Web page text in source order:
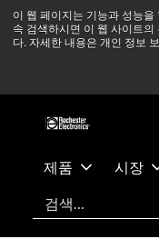
이 웹 페이지는 기능과 성능
속 검색하시면 이 웹 사이트
다. 자세한 내용은 개인 정보
츠
건
중동 지역 상황을 지속
정상적으로 운
제품 시장
검색